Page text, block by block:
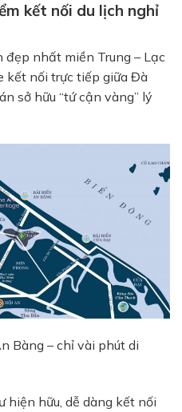
kết nối du lịch nghỉ
nhất miền Trung – Lạc
kết nối trực tiếp giữa Đà
sở hữu “tứ cận vàng” lý
Bàng – chỉ vài phút di
hiện hữu, dễ dàng kết nối